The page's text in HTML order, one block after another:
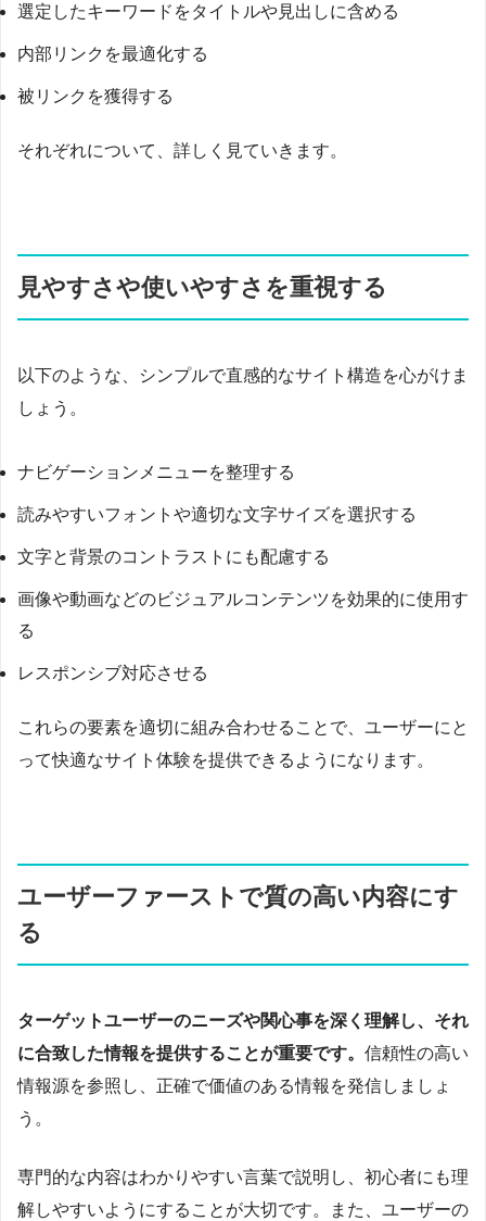
選定したキーワードをタイトルや見出しに含める
内部リンクを最適化する
被リンクを獲得する
それぞれについて、詳しく見ていきます。
見やすさや使いやすさを重視する
以下のような、シンプルで直感的なサイト構造を心がけま
しょう。
ナビゲーションメニューを整理する
読みやすいフォントや適切な文字サイズを選択する
文字と背景のコントラストにも配慮する
画像や動画などのビジュアルコンテンツを効果的に使用す
る
レスポンシブ対応させる
これらの要素を適切に組み合わせることで、ユーザーにと
って快適なサイト体験を提供できるようになります。
ユーザーファーストで質の高い内容にす
る
ターゲットユーザーのニーズや関心事を深く理解し、それ
に合致した情報を提供することが重要です。 信頼性の高い
情報源を参照し、正確で価値のある情報を発信しましょ
う。
専門的な内容はわかりやすい言葉で説明し、初心者にも理
解しやすいようにすることが大切です。また、ユーザーの